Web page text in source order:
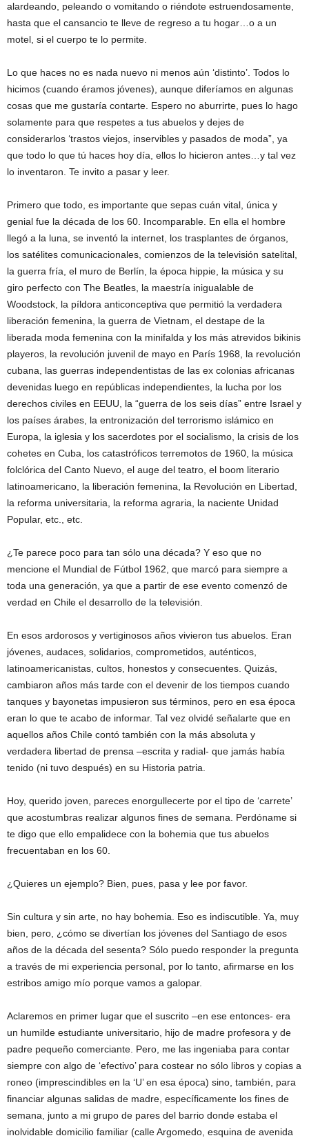
alardeando, peleando o vomitando o riéndote estruendosamente,
hasta que el cansancio te lleve de regreso a tu hogar…o a un
motel, si el cuerpo te lo permite.
Lo que haces no es nada nuevo ni menos aún ‘distinto’. Todos lo
hicimos (cuando éramos jóvenes), aunque diferíamos en algunas
cosas que me gustaría contarte. Espero no aburrirte, pues lo hago
solamente para que respetes a tus abuelos y dejes de
considerarlos ‘trastos viejos, inservibles y pasados de moda”, ya
que todo lo que tú haces hoy día, ellos lo hicieron antes…y tal vez
lo inventaron. Te invito a pasar y leer.
Primero que todo, es importante que sepas cuán vital, única y
genial fue la década de los 60. Incomparable. En ella el hombre
llegó a la luna, se inventó la internet, los trasplantes de órganos,
los satélites comunicacionales, comienzos de la televisión satelital,
la guerra fría, el muro de Berlín, la época hippie, la música y su
giro perfecto con The Beatles, la maestría inigualable de
Woodstock, la píldora anticonceptiva que permitió la verdadera
liberación femenina, la guerra de Vietnam, el destape de la
liberada moda femenina con la minifalda y los más atrevidos bikinis
playeros, la revolución juvenil de mayo en París 1968, la revolución
cubana, las guerras independentistas de las ex colonias africanas
devenidas luego en repúblicas independientes, la lucha por los
derechos civiles en EEUU, la “guerra de los seis días” entre Israel y
los países árabes, la entronización del terrorismo islámico en
Europa, la iglesia y los sacerdotes por el socialismo, la crisis de los
cohetes en Cuba, los catastróficos terremotos de 1960, la música
folclórica del Canto Nuevo, el auge del teatro, el boom literario
latinoamericano, la liberación femenina, la Revolución en Libertad,
la reforma universitaria, la reforma agraria, la naciente Unidad
Popular, etc., etc.
¿Te parece poco para tan sólo una década? Y eso que no
mencione el Mundial de Fútbol 1962, que marcó para siempre a
toda una generación, ya que a partir de ese evento comenzó de
verdad en Chile el desarrollo de la televisión.
En esos ardorosos y vertiginosos años vivieron tus abuelos. Eran
jóvenes, audaces, solidarios, comprometidos, auténticos,
latinoamericanistas, cultos, honestos y consecuentes. Quizás,
cambiaron años más tarde con el devenir de los tiempos cuando
tanques y bayonetas impusieron sus términos, pero en esa época
eran lo que te acabo de informar. Tal vez olvidé señalarte que en
aquellos años Chile contó también con la más absoluta y
verdadera libertad de prensa –escrita y radial- que jamás había
tenido (ni tuvo después) en su Historia patria.
Hoy, querido joven, pareces enorgullecerte por el tipo de ‘carrete’
que acostumbras realizar algunos fines de semana. Perdóname si
te digo que ello empalidece con la bohemia que tus abuelos
frecuentaban en los 60.
¿Quieres un ejemplo? Bien, pues, pasa y lee por favor.
Sin cultura y sin arte, no hay bohemia. Eso es indiscutible. Ya, muy
bien, pero, ¿cómo se divertían los jóvenes del Santiago de esos
años de la década del sesenta? Sólo puedo responder la pregunta
a través de mi experiencia personal, por lo tanto, afirmarse en los
estribos amigo mío porque vamos a galopar.
Aclaremos en primer lugar que el suscrito –en ese entonces- era
un humilde estudiante universitario, hijo de madre profesora y de
padre pequeño comerciante. Pero, me las ingeniaba para contar
siempre con algo de ‘efectivo’ para costear no sólo libros y copias a
roneo (imprescindibles en la ‘U’ en esa época) sino, también, para
financiar algunas salidas de madre, específicamente los fines de
semana, junto a mi grupo de pares del barrio donde estaba el
inolvidable domicilio familiar (calle Argomedo, esquina de avenida